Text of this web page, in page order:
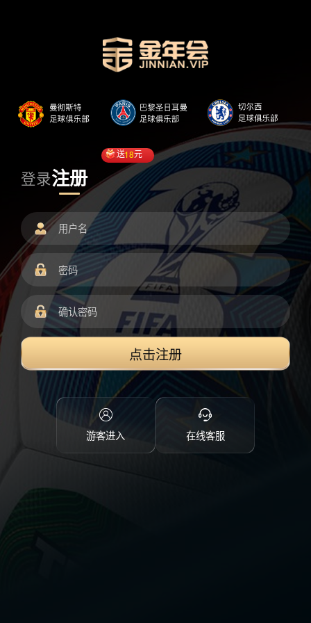
登录注册
送18元
点击注册
游客进入 在线客服